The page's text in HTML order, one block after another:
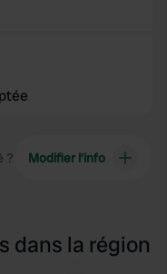
? Modifier l’info
dans la région